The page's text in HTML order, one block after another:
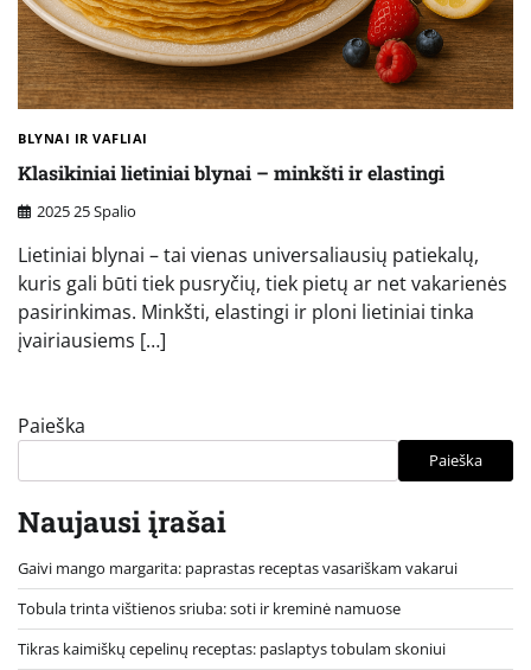
BLYNAI IR VAFLIAI
Klasikiniai lietiniai blynai – minkšti ir elastingi
2025 25 Spalio
Lietiniai blynai – tai vienas universaliausių patiekalų,
kuris gali būti tiek pusryčių, tiek pietų ar net vakarienės
pasirinkimas. Minkšti, elastingi ir ploni lietiniai tinka
įvairiausiems […]
Paieška
Paieška
Naujausi įrašai
Gaivi mango margarita: paprastas receptas vasariškam vakarui
Tobula trinta vištienos sriuba: soti ir kreminė namuose
Tikras kaimiškų cepelinų receptas: paslaptys tobulam skoniui